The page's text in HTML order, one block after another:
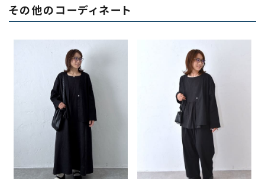
その他のコーディネート